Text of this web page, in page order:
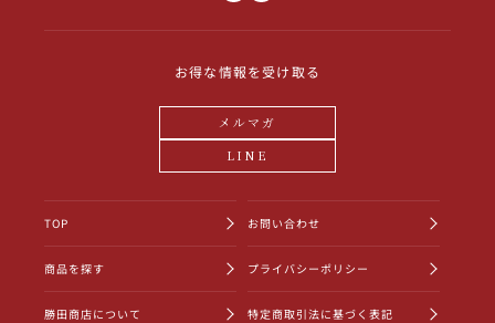
お得な情報を受け取る
メルマガ
LINE
TOP
商品を探す
勝田商店について
お問い合わせ
プライバシーポリシー
特定商取引法に基づく表記